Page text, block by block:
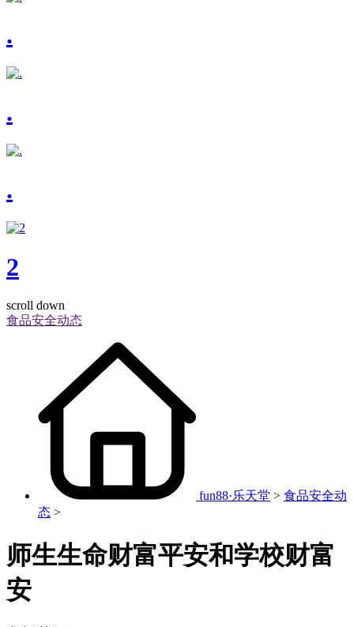
.
.
.
2
scroll down
食品安全动态
fun88·乐天堂 > 食品安全动
态 >
师生生命财富平安和学校财富
安